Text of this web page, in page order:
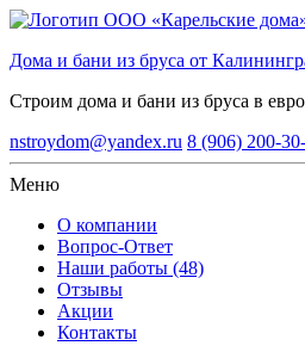
Дома и бани из бруса от
Строим дома и бани из бруса в
nstroydom@yandex.ru 8 (906) 200-
Меню
О компании
Вопрос-Ответ
Наши работы (48)
Отзывы
Акции
Контакты